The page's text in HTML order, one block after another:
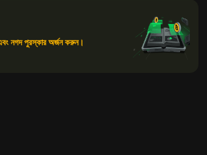
নগদ পুরস্কার অর্জন করুন।